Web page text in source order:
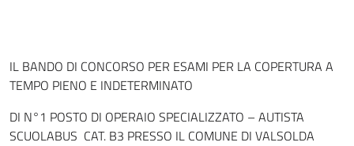
IL BANDO DI CONCORSO PER ESAMI PER LA COPERTURA A
TEMPO PIENO E INDETERMINATO
DI N°1 POSTO DI OPERAIO SPECIALIZZATO – AUTISTA
SCUOLABUS CAT. B3 PRESSO IL COMUNE DI VALSOLDA